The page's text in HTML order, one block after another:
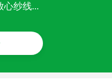
心纱线...